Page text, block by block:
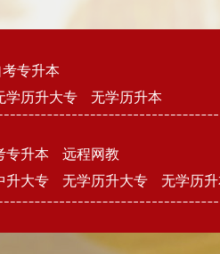
考专升本
学历升大专 无学历升本
专升本
远程网教
升大专 无学历升大专 无学历